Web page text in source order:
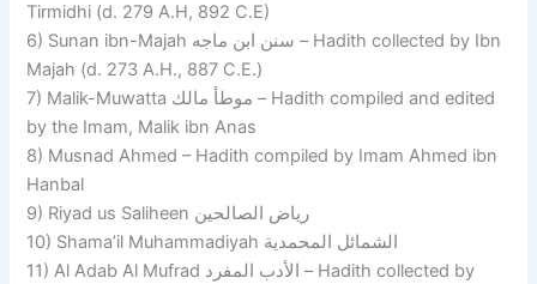
Tirmidhi (d. 279 A.H, 892 C.E)
6) Sunan ibn-Majah سنن ابن ماجه – Hadith collected by Ibn
Majah (d. 273 A.H., 887 C.E.)
7) Malik-Muwatta موطأ مالك – Hadith compiled and edited
by the Imam, Malik ibn Anas
8) Musnad Ahmed – Hadith compiled by Imam Ahmed ibn
Hanbal
9) Riyad us Saliheen رياض الصالحين
10) Shama’il Muhammadiyah الشمائل المحمدية
11) Al Adab Al Mufrad الأدب المفرد – Hadith collected by